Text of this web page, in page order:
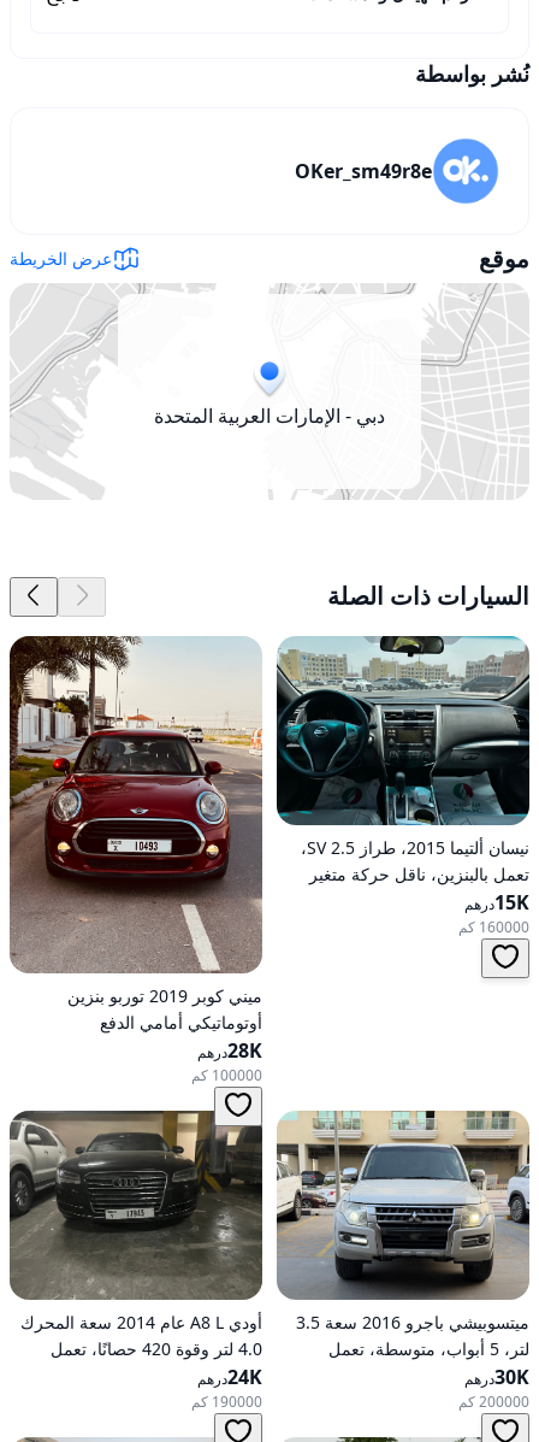
نُشر بواسطة
OKer_sm49r8e
موقع عرض الخريطة
دبي - الإمارات العربية المتحدة
السيارات ذات الصلة
نيسان ألتيما 2015، طراز 2.5 SV،
تعمل بالبنزين، ناقل حركة متغير
مستمر (CVT)، دفع أمامي
15Kدرهم
160000 كم
ميني كوبر 2019 توربو بنزين
أوتوماتيكي أمامي الدفع
28Kدرهم
100000 كم
ميتسوبيشي باجرو 2016 سعة 3.5
لتر، 5 أبواب، متوسطة، تعمل
بالبنزين، أوتوماتيكية، دفع رباعي
30Kدرهم
200000 كم
أودي A8 L عام 2014 سعة المحرك
4.0 لتر وقوة 420 حصانًا، تعمل
بالبنزين، ناقل حركة أوتوماتيكي، دفع
كلي للعجلات
24Kدرهم
190000 كم